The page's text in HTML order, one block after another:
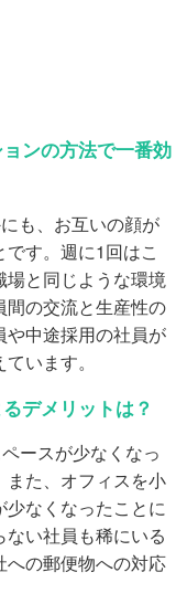
ンの方法で一番効
も、お互いの顔が
す。週に1回はこ
と同じような環境
の交流と生産性の
や中途採用の社員が
います。
デメリットは？
ースが少なくなっ
また、オフィスを小
なくなったことに
い社員も稀にいる
への郵便物への対応